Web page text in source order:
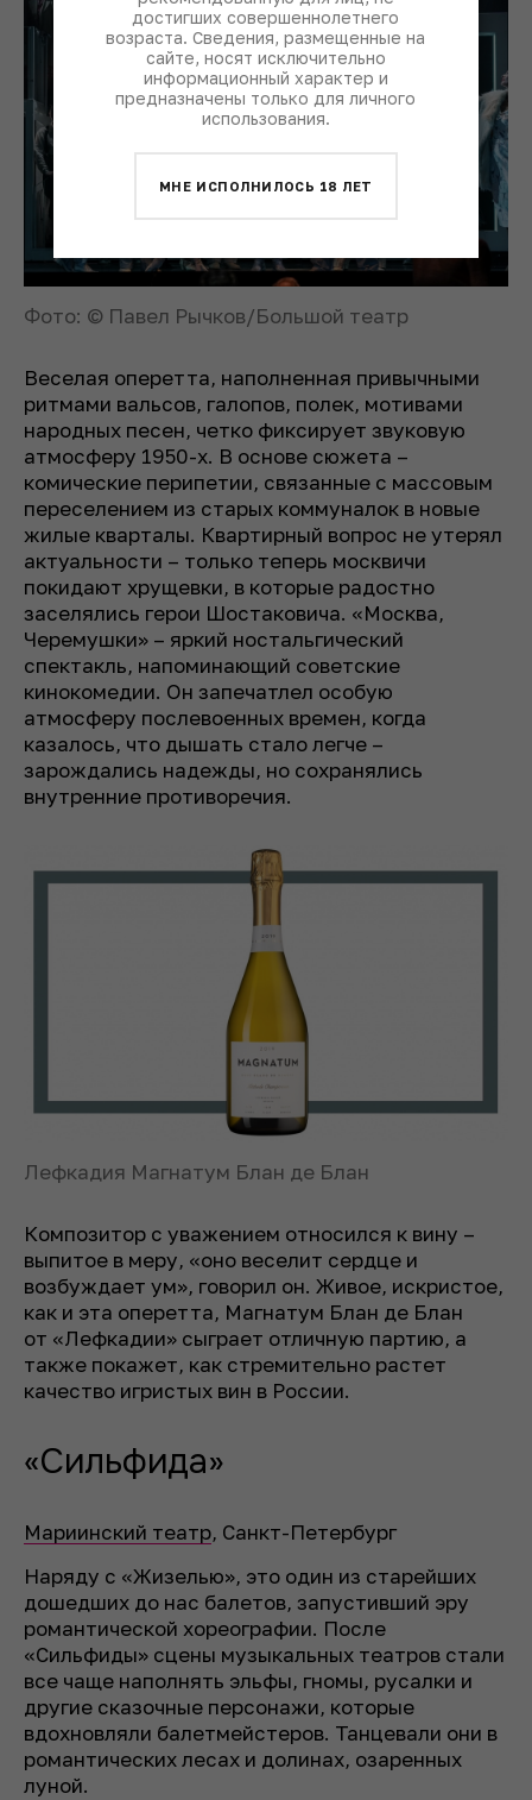
Фото: © Павел Рычков/Большой театр
Веселая оперетта, наполненная привычными
ритмами вальсов, галопов, полек, мотивами
народных песен, четко фиксирует звуковую
атмосферу 1950-х. В основе сюжета –
комические перипетии, связанные с массовым
переселением из старых коммуналок в новые
жилые кварталы. Квартирный вопрос не утерял
актуальности – только теперь москвичи
покидают хрущевки, в которые радостно
заселялись герои Шостаковича. «Москва,
Черемушки» – яркий ностальгический
спектакль, напоминающий советские
кинокомедии. Он запечатлел особую
атмосферу послевоенных времен, когда
казалось, что дышать стало легче –
зарождались надежды, но сохранялись
внутренние противоречия.
Лефкадия Магнатум Блан де Блан
Композитор с уважением относился к вину –
выпитое в меру, «оно веселит сердце и
возбуждает ум», говорил он. Живое, искристое,
как и эта оперетта, Магнатум Блан де Блан
от «Лефкадии» сыграет отличную партию, а
также покажет, как стремительно растет
качество игристых вин в России.
«Сильфида»
Мариинский театр, Санкт-Петербург
Наряду с «Жизелью», это один из старейших
дошедших до нас балетов, запустивший эру
романтической хореографии. После
«Сильфиды» сцены музыкальных театров стали
все чаще наполнять эльфы, гномы, русалки и
другие сказочные персонажи, которые
вдохновляли балетмейстеров. Танцевали они в
романтических лесах и долинах, озаренных
луной.
достигших совершеннолетнего
возраста. Сведения, размещенные на
сайте, носят исключительно
информационный характер и
предназначены только для личного
использования.
МНЕ ИСПОЛНИЛОСЬ 18 ЛЕТ